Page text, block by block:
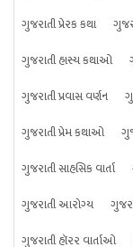
ગુજરાતી પ્રેરક કથા
ગુજરાતી હાસ્ય કથાઓ
ગુજરાતી પ્રવાસ વર્ણન
ગુજરાતી પ્રેમ કથાઓ
ગુજરાતી સાહસિક વાર્તા
ગુજરાતી આરોગ્ય
ગુજરાતી હૉરર વાર્તાઓ